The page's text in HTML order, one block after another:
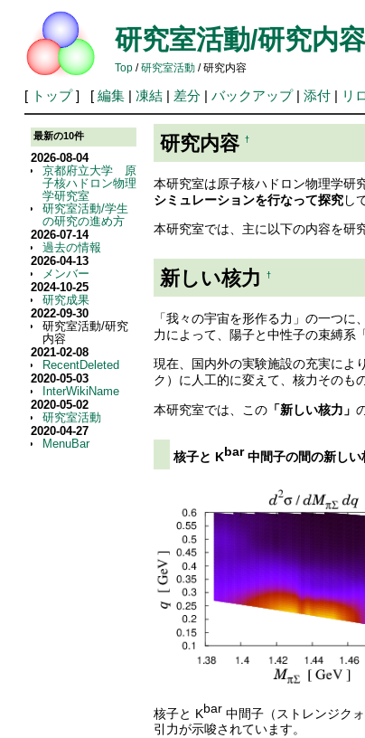
研究室活動/研究内容
Top/研究室活動/ 研究内容
[ トップ] [ 編集| 凍結| 差分| バックアップ| 添付| リ
最新の10件
2026-08-04
京都府立大学 原
子核ハドロン物理
学研究室
研究室活動/学生
の研究の進め方
2026-07-14
過去の情報
2026-04-13
メンバー
2024-10-25
研究成果
2022-09-30
研究室活動/研究
内容
2021-02-08
RecentDeleted
2020-05-03
InterWikiName
2020-05-02
研究室活動
2020-04-27
MenuBar
研究内容 †
本研究室は原子核ハドロン物理学研
シミュレーションを行なって探究し
本研究室では、主に以下の内容を研
新しい核力 †
「我々の宇宙を形作る力」の一つに、
力によって、陽子と中性子の束縛系
現在、国内外の実験施設の充実によ
ク）に人工的に変えて、核力そのも
本研究室では、この 「新しい核力」
核子と Kbar中間子の間の新し
核子と Kbar 中間子（ストレンジク
引力が示唆されています。